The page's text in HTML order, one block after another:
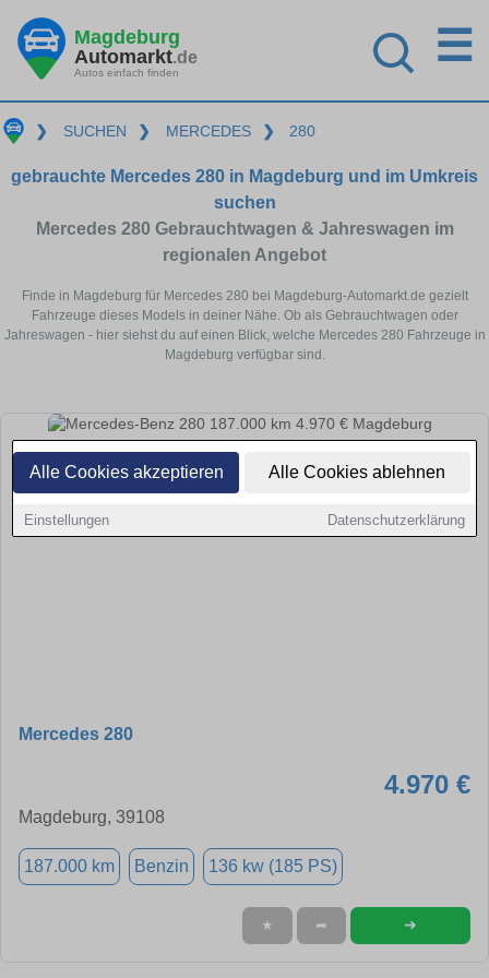
Alle Cookies akzeptieren Alle Cookies ablehnen
Einstellungen Datenschutzerklärung
Magdeburg
Automarkt.de
Autos einfach finden
☰
❯ SUCHEN ❯ MERCEDES ❯ 280
gebrauchte Mercedes 280 in Magdeburg und im Umkreis
suchen
Mercedes 280 Gebrauchtwagen & Jahreswagen im
regionalen Angebot
Finde in Magdeburg für Mercedes 280 bei Magdeburg-Automarkt.de gezielt
Fahrzeuge dieses Models in deiner Nähe. Ob als Gebrauchtwagen oder
Jahreswagen - hier siehst du auf einen Blick, welche Mercedes 280 Fahrzeuge in
Magdeburg verfügbar sind.
Mercedes 280
4.970 €
Magdeburg, 39108
187.000 km Benzin 136 kw (185 PS)
★ ➦ ➜